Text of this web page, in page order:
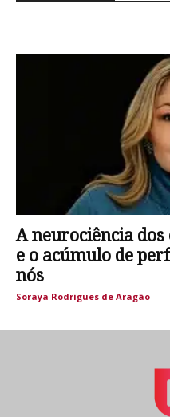
A neurociência dos
e o acúmulo de
nós
Soraya Rodrigues de Aragão